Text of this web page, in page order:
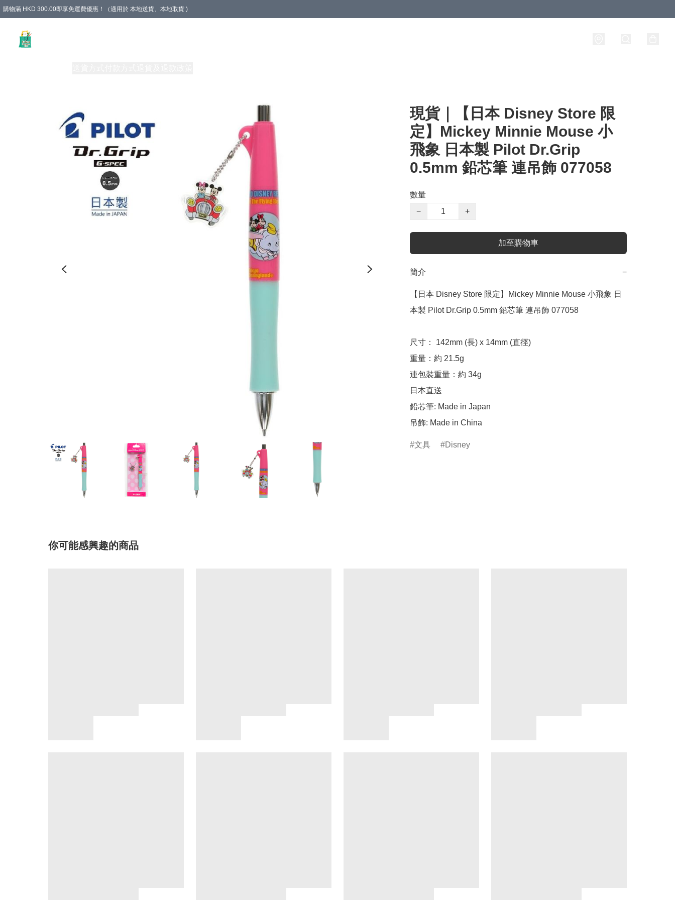
購物滿 HKD 300.00即享免運費優惠！（適用於 本地送貨、本地取貨 )
現貨｜【日本 Disney Store 限
定】Mickey Minnie Mouse 小
飛象 日本製 Pilot Dr.Grip
0.5mm 鉛芯筆 連吊飾 077058
數量
−
+
加至購物車
簡介 −
【日本 Disney Store 限定】Mickey Minnie Mouse 小飛象 日
本製 Pilot Dr.Grip 0.5mm 鉛芯筆 連吊飾 077058
尺寸： 142mm (長) x 14mm (直徑)
重量：約 21.5g
連包裝重量：約 34g
日本直送
鉛芯筆: Made in Japan
吊飾: Made in China
文具 Disney
你可能感興趣的商品